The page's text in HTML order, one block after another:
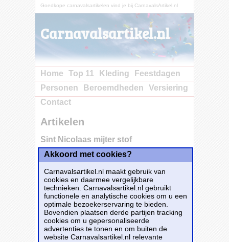
Goedkope carnavalsartikelen vind je bij CarnavalsArtikel.nl
Carnavalsartikel.nl
Home Top 11 Kleding
Feestdagen
Personen
Beroemdheden
Versiering
Contact
Artikelen
Sint Nicolaas mijter stof
Akkoord met cookies?
Carnavalsartikel.nl maakt gebruik van
cookies en daarmee vergelijkbare
technieken. Carnavalsartikel.nl gebruikt
functionele en analytische cookies om u een
optimale bezoekerservaring te bieden.
Bovendien plaatsen derde partijen tracking
cookies om u gepersonaliseerde
advertenties te tonen en om buiten de
website Carnavalsartikel.nl relevante